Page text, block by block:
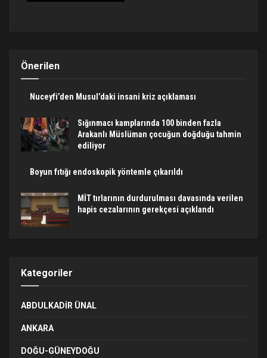
Önerilen
Nuceyfi’den Musul’daki insani kriz açıklaması
Sığınmacı kamplarında 100 binden fazla
Arakanlı Müslüman çocuğun doğduğu tahmin
ediliyor
Boyun fıtığı endoskopik yöntemle çıkarıldı
MİT tırlarının durdurulması davasında verilen
hapis cezalarının gerekçesi açıklandı
Kategoriler
ABDULKADIR ÜNAL
ANKARA
DOĞU-GÜNEYDOĞU